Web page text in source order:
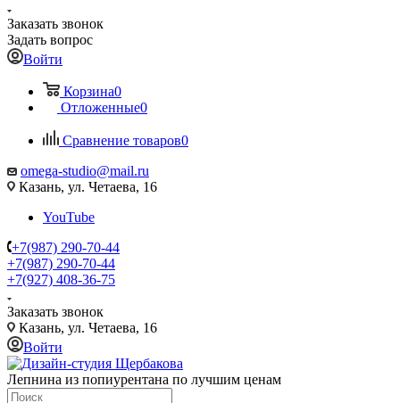
Заказать звонок
Задать вопрос
Войти
Корзина0
Отложенные0
Сравнение товаров0
omega-studio@mail.ru
Казань, ул. Четаева, 16
YouTube
+7(987) 290-70-44
+7(987) 290-70-44
+7(927) 408-36-75
Заказать звонок
Казань, ул. Четаева, 16
Войти
Лепнина из попиурентана по лучшим ценам